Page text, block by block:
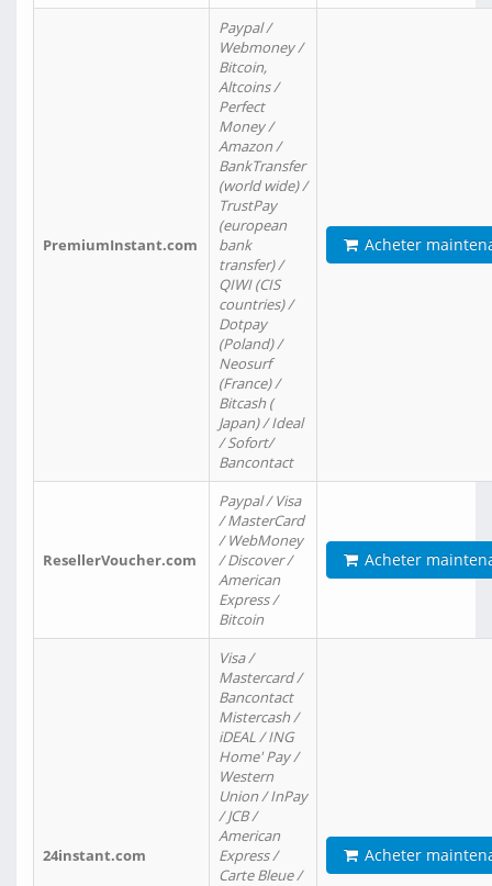
PremiumInstant.com
Paypal /
Webmoney /
Bitcoin,
Altcoins /
Perfect
Money /
Amazon /
BankTransfer
(world wide) /
TrustPay
(european
bank
transfer) /
QIWI (CIS
countries) /
Dotpay
(Poland) /
Neosurf
(France) /
Bitcash (
Japan) / Ideal
/ Sofort/
Bancontact
Acheter
ResellerVoucher.com
Paypal / Visa
/ MasterCard
/ WebMoney
/ Discover /
American
Express /
Bitcoin
Acheter
24instant.com
Visa /
Mastercard /
Bancontact
Mistercash /
iDEAL / ING
Home' Pay /
Western
Union / InPay
/ JCB /
American
Express /
Carte Bleue /
Acheter